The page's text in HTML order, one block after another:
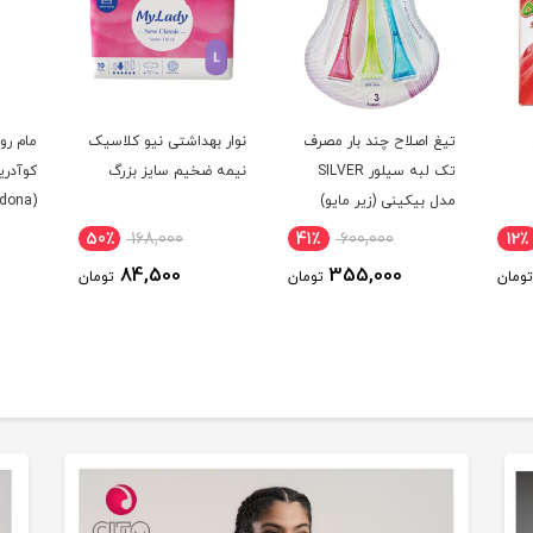
12٪
تومان
تیغ اصلاح چند بار مصرف
تک لبه سیلور SILVER
مدل بيکينی (زیر مایو)
600,000 41٪
355,000 تومان
نوار بهداشتی نیو کلاسیک
نیمه ضخیم سایز بزرگ
168,000 50٪
84,500 تومان
مام
(dona)